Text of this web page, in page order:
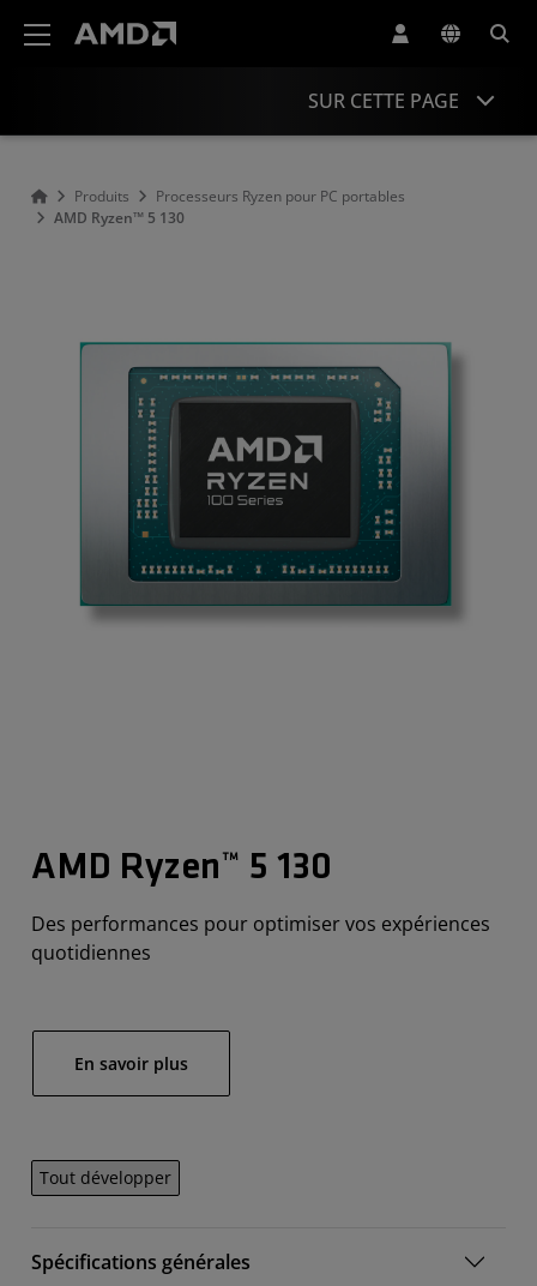
SUR CETTE PAGE
Produits
Processeurs Ryzen pour PC portables
AMD Ryzen™ 5 130
AMD Ryzen™ 5 130
Des performances pour optimiser vos expériences
quotidiennes
En savoir plus
Tout développer
Spécifications générales